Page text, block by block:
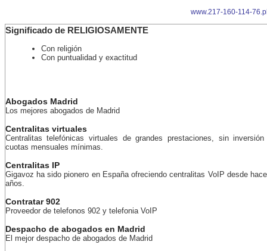
www.217-160-114-
Significado de RELIGIOSAMENTE
Con religión
Con puntualidad y exactitud
Abogados Madrid
Los mejores abogados de Madrid
Centralitas virtuales
Centralitas telefónicas virtuales de grandes prestaciones, sin
cuotas mensuales mínimas.
Centralitas IP
Gigavoz ha sido pionero en España ofreciendo centralitas VoIP desde
años.
Contratar 902
Proveedor de telefonos 902 y telefonia VoIP
Despacho de abogados en Madrid
El mejor despacho de abogados de Madrid